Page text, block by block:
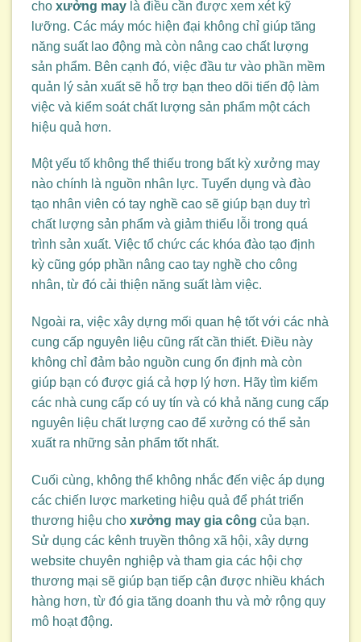
cho xưởng may là điều cần được xem xét kỹ
lưỡng. Các máy móc hiện đại không chỉ giúp tăng
năng suất lao động mà còn nâng cao chất lượng
sản phẩm. Bên cạnh đó, việc đầu tư vào phần mềm
quản lý sản xuất sẽ hỗ trợ bạn theo dõi tiến độ làm
việc và kiểm soát chất lượng sản phẩm một cách
hiệu quả hơn.
Một yếu tố không thể thiếu trong bất kỳ xưởng may
nào chính là nguồn nhân lực. Tuyển dụng và đào
tạo nhân viên có tay nghề cao sẽ giúp bạn duy trì
chất lượng sản phẩm và giảm thiểu lỗi trong quá
trình sản xuất. Việc tổ chức các khóa đào tạo định
kỳ cũng góp phần nâng cao tay nghề cho công
nhân, từ đó cải thiện năng suất làm việc.
Ngoài ra, việc xây dựng mối quan hệ tốt với các nhà
cung cấp nguyên liệu cũng rất cần thiết. Điều này
không chỉ đảm bảo nguồn cung ổn định mà còn
giúp bạn có được giá cả hợp lý hơn. Hãy tìm kiếm
các nhà cung cấp có uy tín và có khả năng cung cấp
nguyên liệu chất lượng cao để xưởng có thể sản
xuất ra những sản phẩm tốt nhất.
Cuối cùng, không thể không nhắc đến việc áp dụng
các chiến lược marketing hiệu quả để phát triển
thương hiệu cho xưởng may gia công của bạn.
Sử dụng các kênh truyền thông xã hội, xây dựng
website chuyên nghiệp và tham gia các hội chợ
thương mại sẽ giúp bạn tiếp cận được nhiều khách
hàng hơn, từ đó gia tăng doanh thu và mở rộng quy
mô hoạt động.